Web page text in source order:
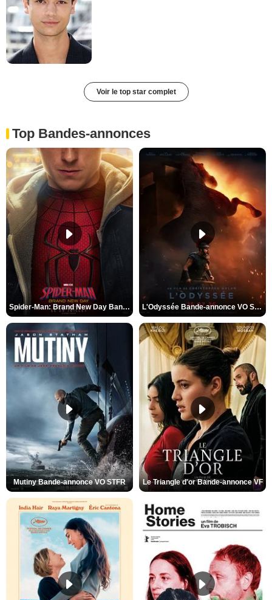
Voir le top star complet
Top Bandes-annonces
Spider-Man: Brand New Day Bande-annonce VO STFR L'Odyssée Bande-annonce VO STFR
Mutiny Bande-annonce VO STFR Le Triangle d'or Bande-annonce VF